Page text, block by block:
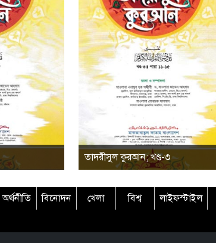
তাদরীসুল কুরআন; খণ্ড-৩
অর্থনীতি বিনোদন খেলা বিশ্ব লাইফস্টাইল